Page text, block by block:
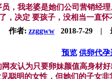
，我老婆是她们公司营销经
，决定 要孩子，没相当一直
作者: zzggww2018-7-29 |
预览 供卵代孕
友认为只要卵妹颜值高身材
聪明的女性，但她们的子女